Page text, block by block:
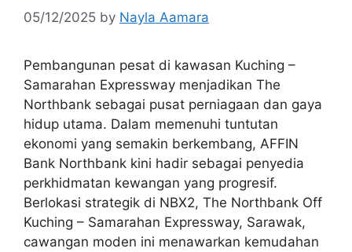
05/12/2025 by Nayla Aamara
Pembangunan pesat di kawasan Kuching –
Samarahan Expressway menjadikan The
Northbank sebagai pusat perniagaan dan gaya
hidup utama. Dalam memenuhi tuntutan
ekonomi yang semakin berkembang, AFFIN
Bank Northbank kini hadir sebagai penyedia
perkhidmatan kewangan yang progresif.
Berlokasi strategik di NBX2, The Northbank Off
Kuching – Samarahan Expressway, Sarawak,
cawangan moden ini menawarkan kemudahan